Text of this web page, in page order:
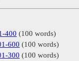
400 (100 words)
600 (100 words)
300 (100 words)